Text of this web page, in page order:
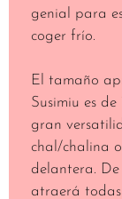
genial para
coger frío.
El tamaño
Susimiu es
gran
chal/chalina
delantera.
atraerá